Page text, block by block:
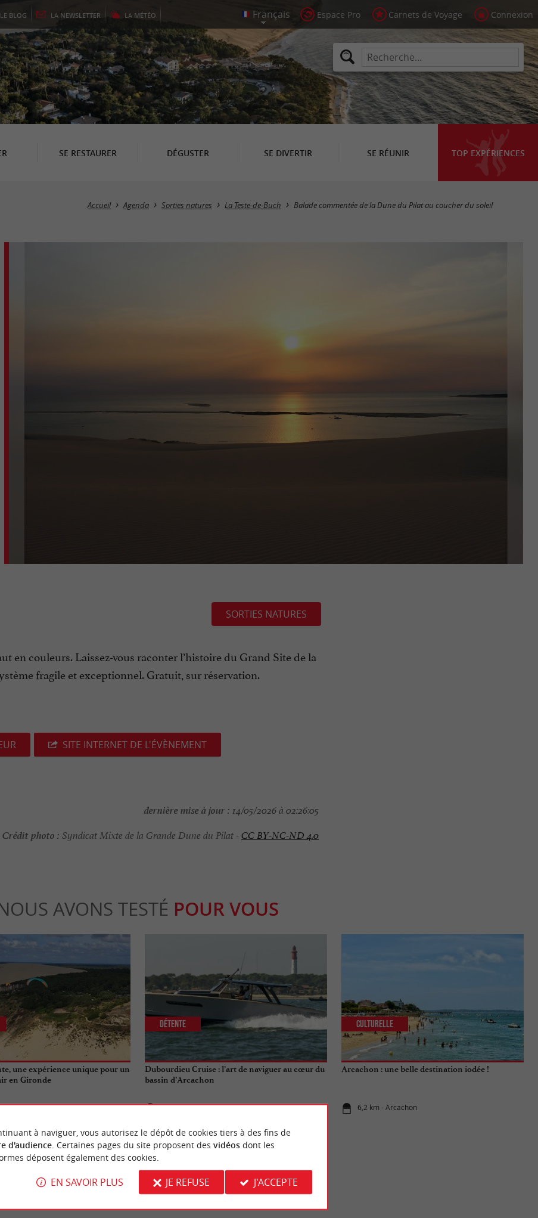
LE BLOG LA NEWSLETTER LA MÉTÉO Espace Pro Carnets de Voyage Connexion
SE RESTAURER DÉGUSTER SE DIVERTIR SE RÉUNIR TOP EXPÉRIENCES
Accueil Agenda Sorties natures La Teste-de-Buch Balade commentée de la Dune du Pilat au coucher du soleil
SORTIES NATURES
en couleurs. Laissez-vous raconter l’histoire du Grand Site de la
fragile et exceptionnel. Gratuit, sur réservation.
SITE INTERNET DE L'ÉVÈNEMENT
dernière mise à jour : 14/05/2026 à 02:26:05
Crédit photo : Syndicat Mixte de la Grande Dune du Pilat -CC BY-NC-ND 4.0
AVONS TESTÉ POUR VOUS
une expérience unique pour un
en Gironde
de-Buch
Dubourdieu Cruise : l’art de naviguer au cœur du
bassin d’Arcachon
6,2 km - Arcachon
Détente
Arcachon : une belle destination iodée !
6,2 km - Arcachon
Culturelle
À LA TESTE-DE-BUCH
à naviguer, vous autorisez le dépôt de cookies tiers à des fins de
d'audience. Certaines pages du site proposent des vidéosdont les
déposent également des cookies.
EN SAVOIR PLUS JE REFUSE J'ACCEPTE